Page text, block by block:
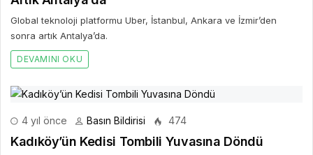
Global teknoloji platformu Uber, İstanbul, Ankara ve İzmir’den
sonra artık Antalya’da.
DEVAMINI OKU
4 yıl önce Basın Bildirisi 474
Kadıköy’ün Kedisi Tombili Yuvasına Döndü